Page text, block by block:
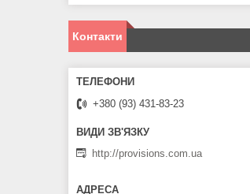
Контакти
+380 (93) 431-83-23
http://provisions.com.ua